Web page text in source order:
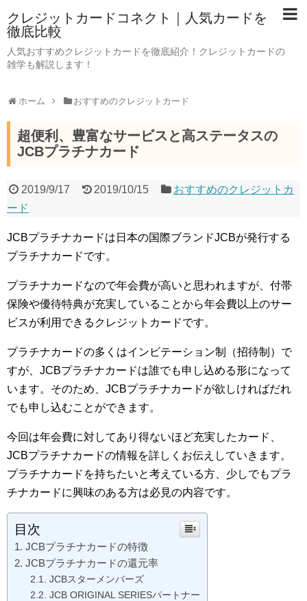
クレジットカードコネクト｜人気カードを
徹底比較
人気おすすめクレジットカードを徹底紹介！クレジットカードの
雑学も解説します！
ホーム おすすめのクレジットカード
超便利、豊富なサービスと高ステータスの
JCBプラチナカード
2019/9/17 2019/10/15
おすすめのクレジットカ
ード
JCBプラチナカードは日本の国際ブランドJCBが発行する
プラチナカードです。
プラチナカードなので年会費が高いと思われますが、付帯
保険や優待特典が充実していることから年会費以上のサー
ビスが利用できるクレジットカードです。
プラチナカードの多くはインビテーション制（招待制）で
すが、JCBプラチナカードは誰でも申し込める形になって
います。そのため、JCBプラチナカードが欲しければだれ
でも申し込むことができます。
今回は年会費に対してあり得ないほど充実したカード、
JCBプラチナカードの情報を詳しくお伝えしていきます。
プラチナカードを持ちたいと考えている方、少しでもプラ
チナカードに興味のある方は必見の内容です。
目次
JCBプラチナカードの特徴
JCBプラチナカードの還元率
JCBスターメンバーズ
JCB ORIGINAL SERIESパートナー